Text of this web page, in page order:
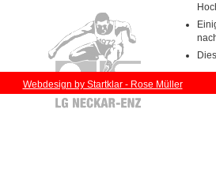
Webdesign by Startklar - Rose Müller